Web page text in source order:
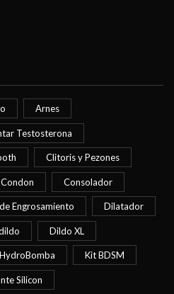
Arnes
Testosterona
Clitoris y Pezones
Condon Consolador
Engrosamiento Dilatador
Dildo XL
HydroBomba Kit BDSM
Silicon